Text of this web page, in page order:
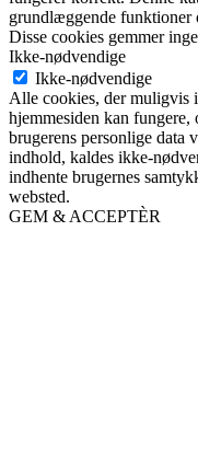
grundlæggende funktioner
Disse cookies gemmer
Ikke-nødvendige
Ikke-nødvendige
Alle cookies, der muligvis
hjemmesiden kan
brugerens personlige data
indhold, kaldes ikke-
indhente brugernes
websted.
GEM & ACCEPTÈR